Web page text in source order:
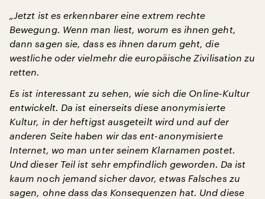
„Jetzt ist es erkennbarer eine extrem rechte
Bewegung. Wenn man liest, worum es ihnen geht,
dann sagen sie, dass es ihnen darum geht, die
westliche oder vielmehr die europäische Zivilisation zu
retten.
Es ist interessant zu sehen, wie sich die Online-Kultur
entwickelt. Da ist einerseits diese anonymisierte
Kultur, in der heftigst ausgeteilt wird und auf der
anderen Seite haben wir das ent-anonymisierte
Internet, wo man unter seinem Klarnamen postet.
Und dieser Teil ist sehr empfindlich geworden. Da ist
kaum noch jemand sicher davor, etwas Falsches zu
sagen, ohne dass das Konsequenzen hat. Und diese